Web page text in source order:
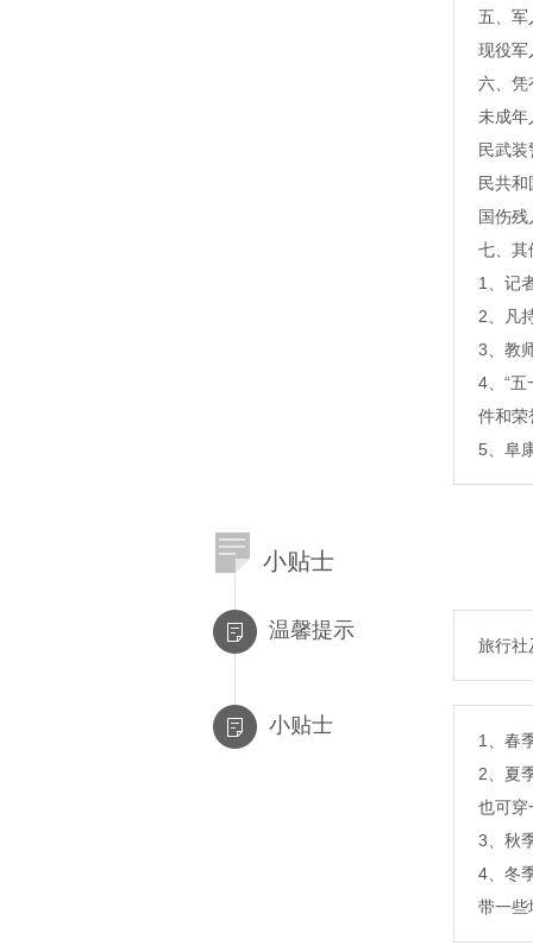
五、军
现役军
六、凭
未成年
民武
民共
国伤
七、其
1、记
2、凡
3、教
4、“
件和荣
5、阜
小贴士
温馨提示
旅行社
小贴士
1、春
2、夏
也可穿
3、秋
4、冬
带一些